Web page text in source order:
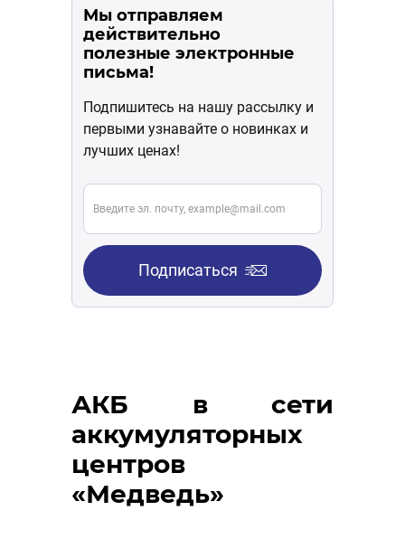
Мы отправляем
действительно
полезные электронные
письма!
Подпишитесь на нашу рассылку и
первыми узнавайте о новинках и
лучших ценах!
Подписаться
АКБ в сети
аккумуляторных
центров
«Медведь»